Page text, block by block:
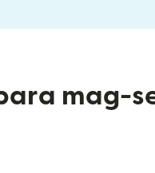
mag-